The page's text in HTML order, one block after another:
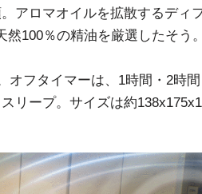
アロマオイルを拡散するディ
100％の精油を厳選したそう。
オフタイマーは、1時間・2時
リープ。サイズは約